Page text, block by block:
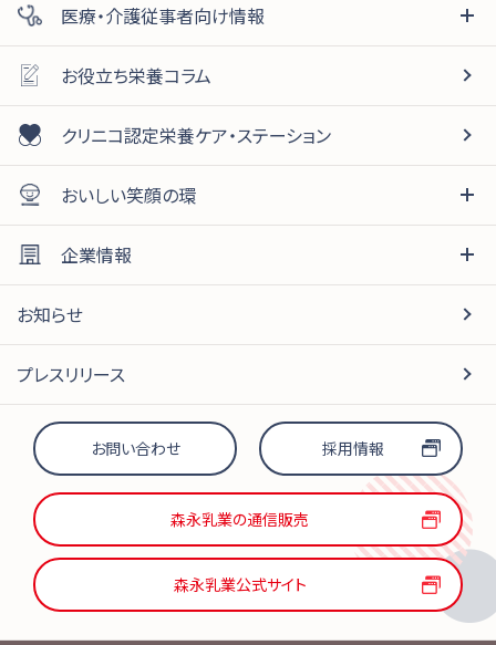
医療・介護従事者向け情報
お役立ち栄養コラム
クリニコ認定栄養ケア・ステーション
おいしい笑顔の環
企業情報
お知らせ
プレスリリース
お問い合わせ 採用情報
森永乳業の通信販売
森永乳業公式サイト